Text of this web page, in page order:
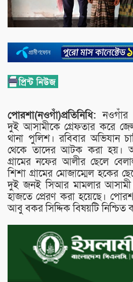
পোরশা(নওগাঁ)প্রতিনিধি: নওগাঁর
দুই আসামীকে গ্রেফতার করে
থানা পুলিশ। রবিবার অভিযান
থেকে তাদের আটক করা হয়।
গ্রামের নফের আলীর ছেলে
শিশা গ্রামের মোজাম্মেল হকের
দুই জনই সিআর মামলার
হাজতে প্রেরণ করা হয়েছে।
আবু বকর সিদ্দিক বিষয়টি নিশ্চিত